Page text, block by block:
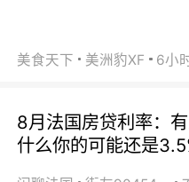
美食天下 美洲豹XF 6小
8月法国房贷利率：
什么你的可能还是